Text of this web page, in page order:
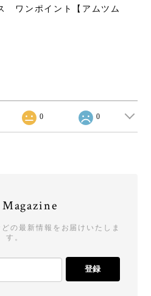
ワンポイント【アムツム
0 0
の最新情報をお届けいたしま
す。
登録